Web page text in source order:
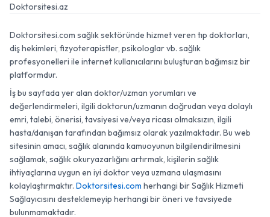
Doktorsitesi.az
Doktorsitesi.com sağlık sektöründe hizmet veren tıp doktorları,
diş hekimleri, fizyoterapistler, psikologlar vb. sağlık
profesyonelleri ile internet kullanıcılarını buluşturan bağımsız bir
platformdur.
İş bu sayfada yer alan doktor/uzman yorumları ve
değerlendirmeleri, ilgili doktorun/uzmanın doğrudan veya dolaylı
emri, talebi, önerisi, tavsiyesi ve/veya ricası olmaksızın, ilgili
hasta/danışan tarafından bağımsız olarak yazılmaktadır. Bu web
sitesinin amacı, sağlık alanında kamuoyunun bilgilendirilmesini
sağlamak, sağlık okuryazarlığını artırmak, kişilerin sağlık
ihtiyaçlarına uygun en iyi doktor veya uzmana ulaşmasını
kolaylaştırmaktır. Doktorsitesi.com herhangi bir Sağlık Hizmeti
Sağlayıcısını desteklemeyip herhangi bir öneri ve tavsiyede
bulunmamaktadır.